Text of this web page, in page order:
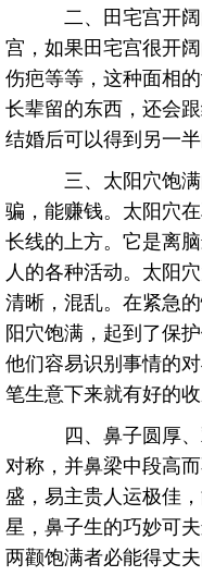
二、田宅宫开阔
宫，如果田宅宫很开
伤疤等等，这种面相
长辈留的东西，还会
结婚后可以得到另一半
三、太阳穴饱满
骗，能赚钱。太阳穴
长线的上方。它是离
人的各种活动。太阳
清晰，混乱。在紧急
阳穴饱满，起到了保
他们容易识别事情的
笔生意下来就有好的收
四、鼻子圆厚、
对称，并鼻梁中段高
盛，易主贵人运极佳
星，鼻子生的巧妙可
两颧饱满者必能得丈